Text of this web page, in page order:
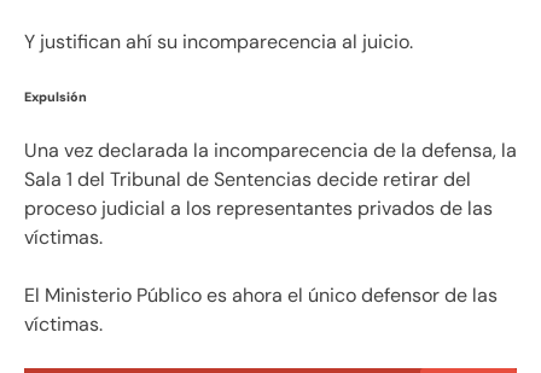
Y justifican ahí su incomparecencia al juicio.
Expulsión
Una vez declarada la incomparecencia de la defensa, la
Sala 1 del Tribunal de Sentencias decide retirar del
proceso judicial a los representantes privados de las
víctimas.
El Ministerio Público es ahora el único defensor de las
víctimas.